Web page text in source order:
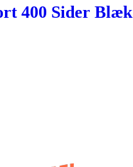
400 Sider Blæk